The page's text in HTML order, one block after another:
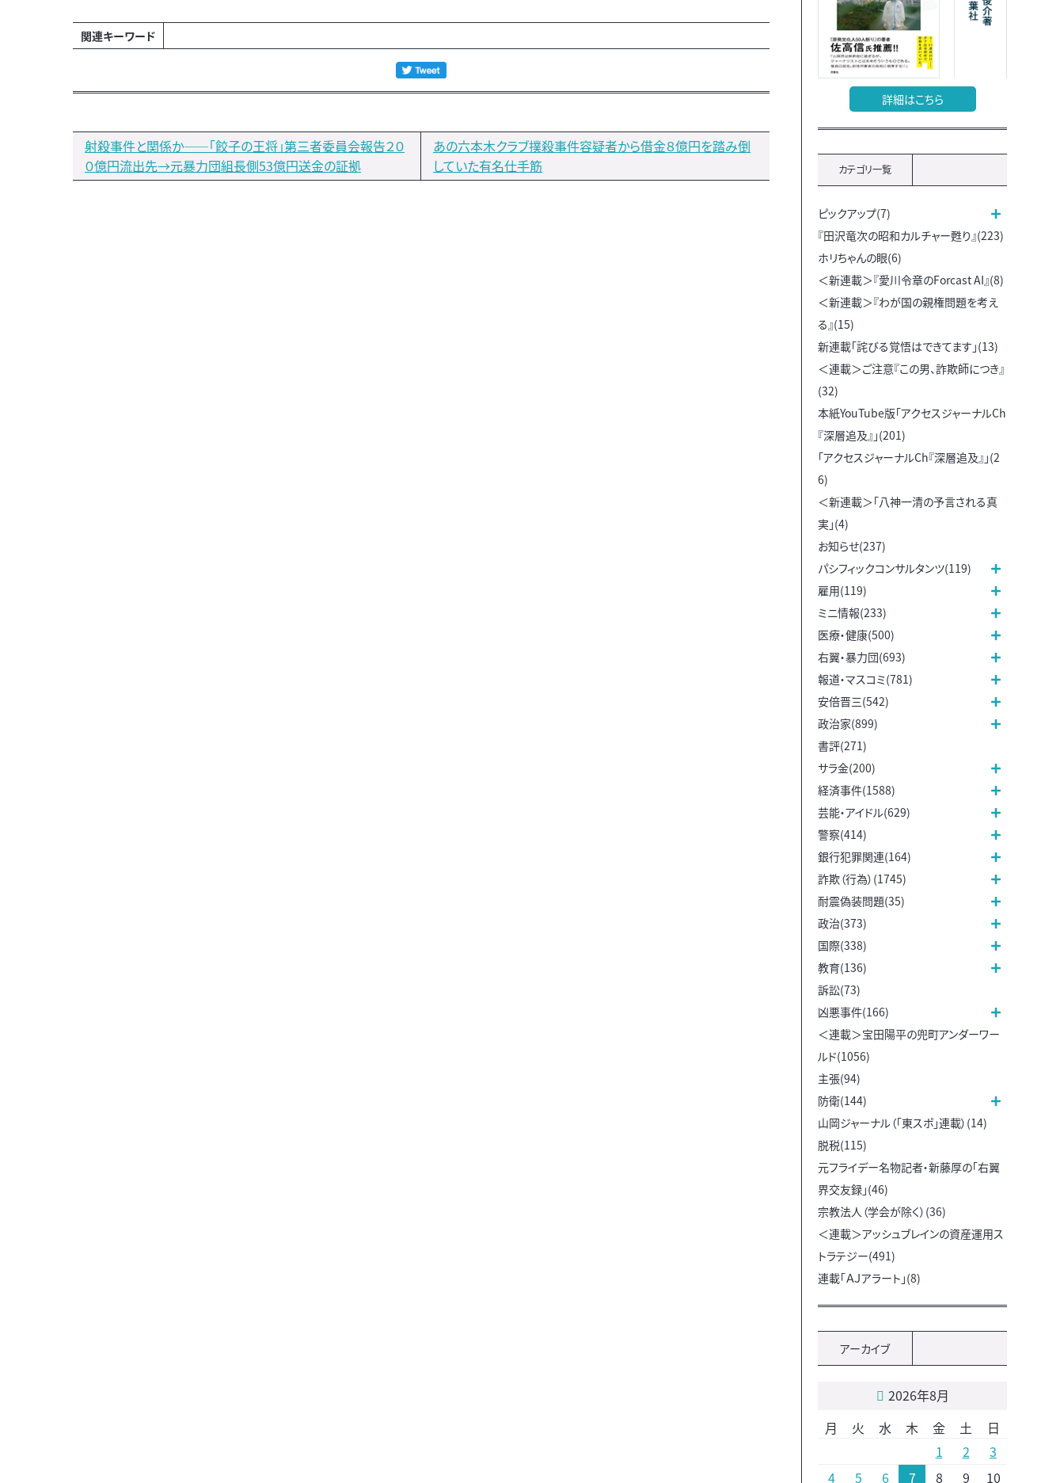
関連キーワード
射殺事件と関係か――「餃子の王将」第三者委員会報告２０
０億円流出先→元暴力団組長側53億円送金の証拠
あの六本木クラブ撲殺事件容疑者から借金８億円を踏み倒
していた有名仕手筋
詳細はこちら
カテゴリ一覧
ピックアップ(7)
『田沢竜次の昭和カルチャー甦り』(223)
ホリちゃんの眼(6)
＜新連載＞『愛川令章のForcast AI』(8)
＜新連載＞『わが国の親権問題を考え
る』(15)
新連載「詫びる覚悟はできてます」(13)
＜連載＞ご注意『この男、詐欺師につき』
(32)
本紙YouTube版「アクセスジャーナルCh
『深層追及』」(201)
「アクセスジャーナルCh『深層追及』」(2
6)
＜新連載＞「八神一清の予言される真
実」(4)
お知らせ(237)
パシフィックコンサルタンツ(119)
雇用(119)
ミニ情報(233)
医療・健康(500)
右翼・暴力団(693)
報道・マスコミ(781)
安倍晋三(542)
政治家(899)
書評(271)
サラ金(200)
経済事件(1588)
芸能・アイドル(629)
警察(414)
銀行犯罪関連(164)
詐欺（行為）(1745)
耐震偽装問題(35)
政治(373)
国際(338)
教育(136)
訴訟(73)
凶悪事件(166)
＜連載＞宝田陽平の兜町アンダーワー
ルド(1056)
主張(94)
防衛(144)
山岡ジャーナル（「東スポ」連載）(14)
脱税(115)
元フライデー名物記者・新藤厚の「右翼
界交友録」(46)
宗教法人（学会が除く）(36)
＜連載＞アッシュブレインの資産運用ス
トラテジー(491)
連載「ＡＪアラート」(8)
アーカイブ
2026年8月
月
火 水 木 金 土
日
1
2
3
4
5 6 7 8 9 10